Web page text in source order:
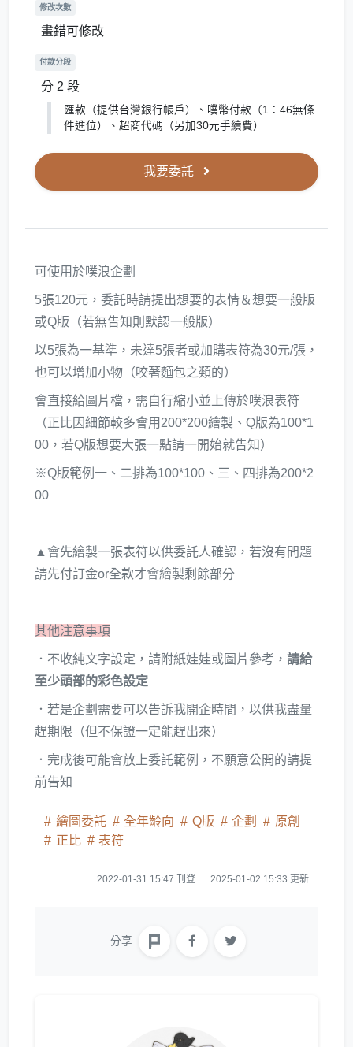
修改次數
畫錯可修改
付款分段
分 2 段
匯款（提供台灣銀行帳戶）、噗幣付款（1：46無條
件進位）、超商代碼（另加30元手續費）
我要委託
可使用於噗浪企劃
5張120元，委託時請提出想要的表情＆想要一般版
或Q版（若無告知則默認一般版）
以5張為一基準，未達5張者或加購表符為30元/張，
也可以增加小物（咬著麵包之類的）
會直接給圖片檔，需自行縮小並上傳於噗浪表符
（正比因細節較多會用200*200繪製、Q版為100*1
00，若Q版想要大張一點請一開始就告知）
※Q版範例一、二排為100*100、三、四排為200*2
00
▲會先繪製一張表符以供委託人確認，若沒有問題
請先付訂金or全款才會繪製剩餘部分
其他注意事項
．不收純文字設定，請附紙娃娃或圖片參考， 請給
至少頭部的彩色設定
．若是企劃需要可以告訴我開企時間，以供我盡量
趕期限（但不保證一定能趕出來）
．完成後可能會放上委託範例，不願意公開的請提
前告知
繪圖委託 全年齡向 Q版 企劃
原創
正比
表符
2022-01-31 15:47 刊登 2025-01-02 15:33 更新
分享